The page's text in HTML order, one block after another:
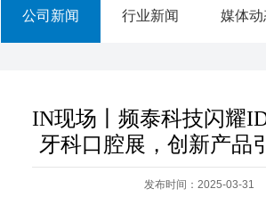
公司新闻 行业新闻 媒体动
IN现场丨频泰科技闪耀
牙科口腔展，创新产品
发布时间：2025-03-31